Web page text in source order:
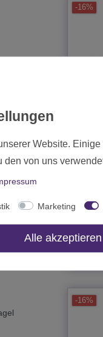
-16%
Statt
*inkl.
-16%
Website.
den von uns
Marketing
Alle akzeptieren